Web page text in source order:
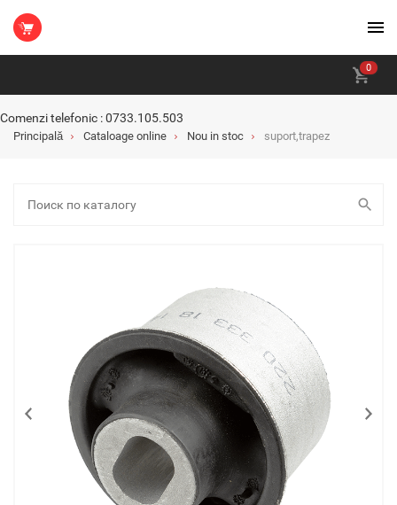
0
Comenzi telefonic : 0733.105.503
Principală Cataloage online Nou in stoc suport,trapez